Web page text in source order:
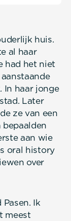
huis.
al haar
had het niet
In haar jonge
Later
ze van een
bepaalden
aan wie
oral history
over
Ik
meest